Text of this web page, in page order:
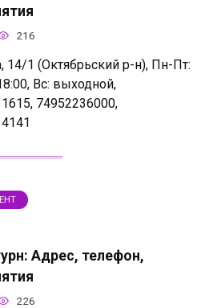
216
1 (Октябрьский р-н), Пн-Пт:
Вс: выходной,
74952236000,
Адрес, телефон,
226